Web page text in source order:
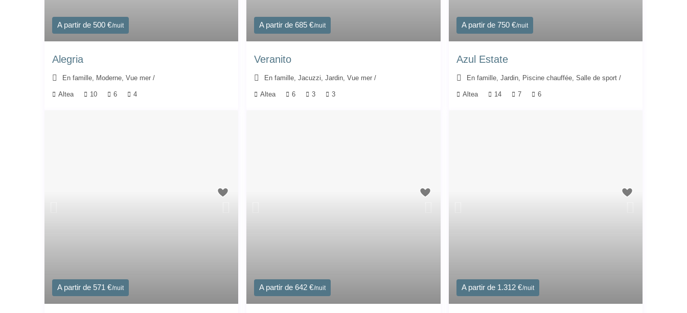
A partir de 500 €/nuit
Alegria
En famille Moderne Vue mer /
Altea 10 6 4
A partir de 685 €/nuit
Veranito
En famille ,Jacuzzi ,Jardin ,Vue mer /
Altea 6 3 3
A partir de 750 €/nuit
Azul Estate
En famille, Jardin, Piscine chauffée, Salle de sport/
Altea 14 7 6
A partir de 571 €/nuit A partir de 642 €/nuit A partir de 1.312 €/nuit